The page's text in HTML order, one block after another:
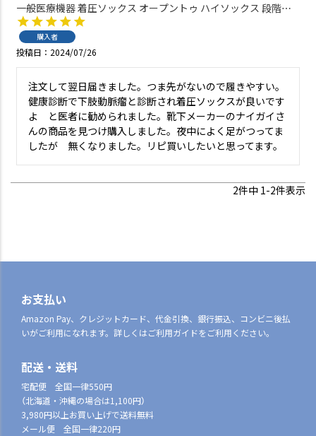
一般医療機器 着圧ソックス オープントゥ ハイソックス 段階圧
力設計 足首 30hPa ふくらはぎ 20hPa レディース 【365日最短翌
日発送商品】03070324
購入者
投稿日 2024/07/26
注文して翌日届きました。つま先がないので履きやすい。
健康診断で下肢動脈瘤と診断され着圧ソックスが良いです
よ　と医者に勧められました。靴下メーカーのナイガイさ
んの商品を見つけ購入しました。夜中によく足がつってま
したが　無くなりました。リピ買いしたいと思ってます。
2件中 1-2件表示
お支払い
Amazon Pay、クレジットカード、代金引換、銀行振込、コンビニ後払
いがご利用になれます。詳しくはご利用ガイドをご利用ください。
配送・送料
宅配便 全国一律550円
（北海道・沖縄の場合は1,100円）
3,980円以上お買い上げで送料無料
メール便 全国一律220円